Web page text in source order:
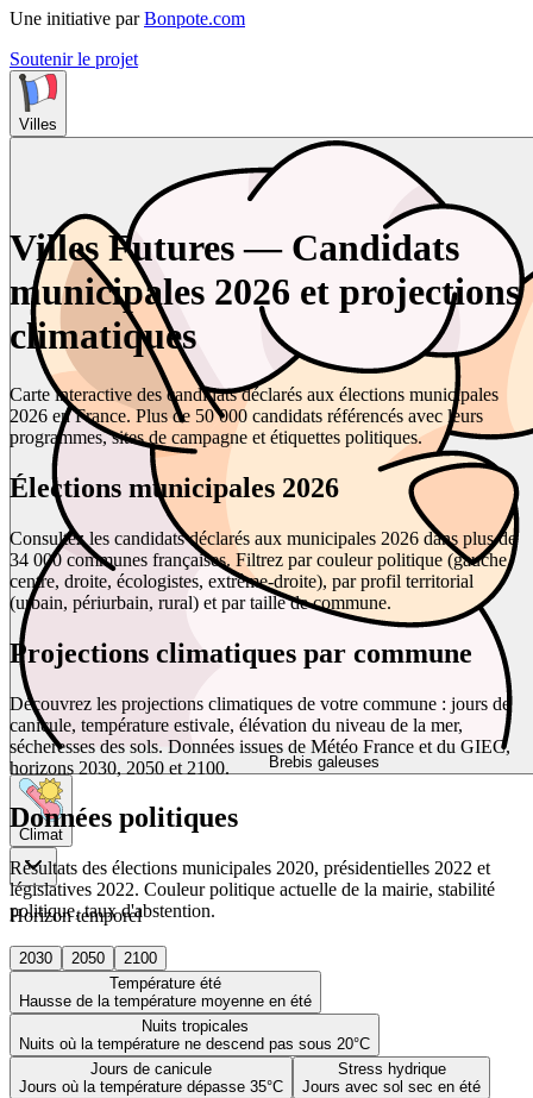
Une initiative par Bonpote.com
Soutenir le projet
Villes
Brebis galeuses
Climat
Horizon temporel
2030 2050
2100
Température été
Hausse de la température moyenne en été
Nuits tropicales
Nuits où la température ne descend pas sous 20°C
Jours de canicule
Jours où la température dépasse 35°C
Stress hydrique
Jours avec sol sec en été
Villes Futures — Candidats
municipales 2026 et projections
climatiques
Carte interactive des candidats déclarés aux élections municipales
2026 en France. Plus de 50 000 candidats référencés avec leurs
programmes, sites de campagne et étiquettes politiques.
Élections municipales 2026
Consultez les candidats déclarés aux municipales 2026 dans plus de
34 000 communes françaises. Filtrez par couleur politique (gauche,
centre, droite, écologistes, extrême-droite), par profil territorial
(urbain, périurbain, rural) et par taille de commune.
Projections climatiques par commune
Découvrez les projections climatiques de votre commune : jours de
canicule, température estivale, élévation du niveau de la mer,
sécheresses des sols. Données issues de Météo France et du GIEC,
horizons 2030, 2050 et 2100.
Données politiques
Résultats des élections municipales 2020, présidentielles 2022 et
législatives 2022. Couleur politique actuelle de la mairie, stabilité
politique, taux d'abstention.